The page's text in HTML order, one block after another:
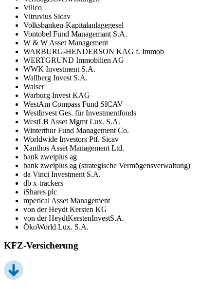
Vilico
Vitruvius Sicav
Volksbanken-Kapitalanlagegesel
Vontobel Fund Managemant S.A.
W & W Asset Management
WARBURG-HENDERSON KAG f. Immob
WERTGRUND Immobilien AG
WWK Investment S.A.
Wallberg Invest S.A.
Walser
Warburg Invest KAG
WestAm Compass Fund SICAV
WestInvest Ges. für Investmentfonds
WestLB Asset Mgmt Lux. S.A.
Winterthur Fund Management Co.
Worldwide Investors Ptf. Sicav
Xanthos Asset Management Ltd.
bank zweiplus ag
bank zweiplus ag (strategische Vermögensverwaltung)
da Vinci Investment S.A.
db x-trackers
iShares plc
mperical Asset Management
von der Heydt Kersten KG
von der HeydtKerstenInvestS.A.
ÖkoWorld Lux. S.A.
KFZ-Versicherung